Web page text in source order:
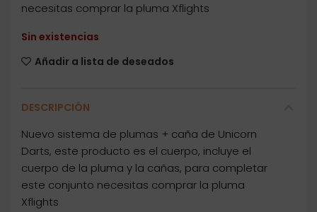
necesitas comprar la pluma Xflights
Sin existencias
Añadir a lista de deseados
DESCRIPCIÓN
Nuevo sistema de plumas + caña de Unicorn
Darts, este producto es el cuerpo, incluye el
cuerpo de la pluma y la cañas, para completar
este conjunto necesitas comprar la pluma
Xflights